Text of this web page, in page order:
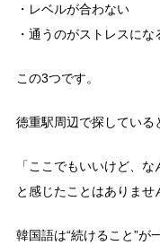
・レベルが合わない
・通うのがストレスにな
この3つです。
徳重駅周辺で探している
「ここでもいいけど、
と感じたことはありませ
韓国語は“続けること”が